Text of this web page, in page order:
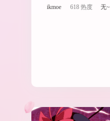
ikmoe 618 热度 无~